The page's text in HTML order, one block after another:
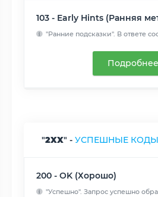
103 - Early Hints (Ранняя
"Ранние подсказки". В ответе
Подробнее
"2XX" - УСПЕШНЫЕ КОДЫ
200 - OK (Хорошо)
"Успешно". Запрос успешно